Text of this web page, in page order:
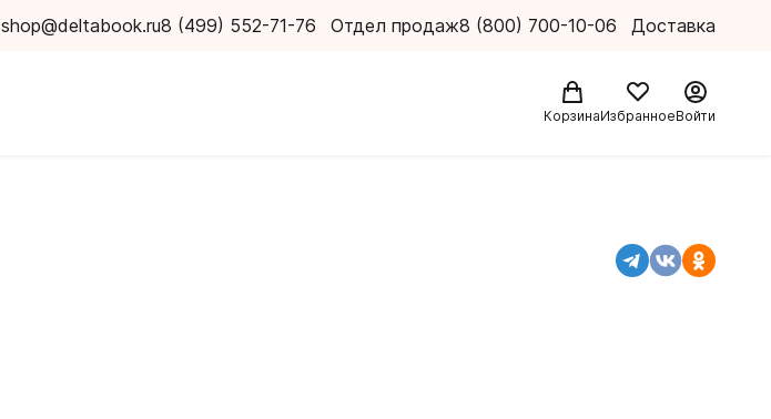
shop@deltabook.ru8 (499) 552-71-76 Отдел продаж8 (800) 700-10-06 Доставка
КорзинаИзбранноеВойти